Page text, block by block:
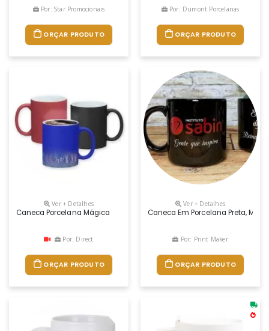
Por: Star Promocionais
ORÇAR PRODUTO
Por: Dumont Porcelanas
ORÇAR PRODUTO
Ver + Detalhes
Caneca Porcelana Mágica
Por: Direct
ORÇAR PRODUTO
Ver + Detalhes
Caneca Em Porcelana Preta,
Por: Print Maker
ORÇAR PRODUTO